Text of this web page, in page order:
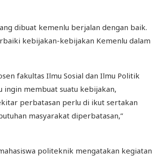
dibuat kemenlu berjalan dengan baik.
kebijakan-kebijakan Kemenlu dalam
fakultas Ilmu Sosial dan Ilmu Politik
ingin membuat suatu kebijakan,
perbatasan perlu di ikut sertakan
masyarakat diperbatasan,”
politeknik mengatakan kegiatan